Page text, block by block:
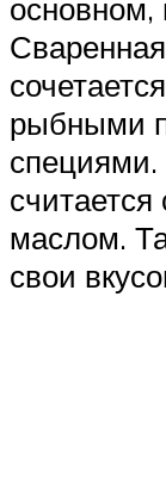
основном,
рыбными
маслом.
свои